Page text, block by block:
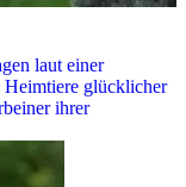
laut einer
Heimtiere glücklicher
ihrer